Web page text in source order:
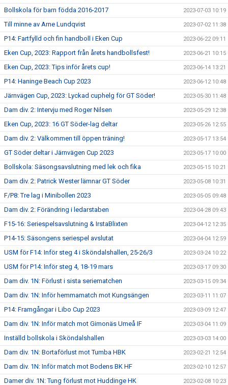
Bollskola för barn födda 2016-2017 2023-07-03 10:19
Till minne av Arne Lundqvist 2023-07-02 11:38
P14: Fartfylld och fin handboll i Eken Cup 2023-06-22 09:11
Eken Cup, 2023: Rapport från årets handbollsfest! 2023-06-21 10:15
Eken Cup, 2023: Tips inför årets cup! 2023-06-14 13:21
P14: Haninge Beach Cup 2023 2023-06-12 10:48
Järnvägen Cup, 2023: Lyckad cuphelg för GT Söder! 2023-05-30 11:48
Dam div. 2: Intervju med Roger Nilsen 2023-05-29 12:38
Eken Cup, 2023: 16 GT Söder-lag deltar 2023-05-26 12:55
Dam div. 2: Välkommen till öppen träning! 2023-05-17 13:54
GT Söder deltar i Järnvägen Cup 2023 2023-05-17 10:00
Bollskola: Säsongsavslutning med lek och fika 2023-05-15 10:21
Dam div. 2: Patrick Wester lämnar GT Söder 2023-05-08 10:31
F/P8: Tre lag i Minibollen 2023 2023-05-05 09:48
Dam div. 2: Förändring i ledarstaben 2023-04-28 09:43
F15-16: Seriespelsavslutning & IrstaBlixten 2023-04-12 12:35
P14-15: Säsongens seriespel avslutat 2023-04-04 12:59
USM för F14: Inför steg 4 i Sköndalshallen, 25-26/3 2023-03-24 10:22
USM för P14: Inför steg 4, 18-19 mars 2023-03-17 09:30
Dam div. 1N: Förlust i sista seriematchen 2023-03-15 09:34
Dam div. 1N: Inför hemmamatch mot Kungsängen 2023-03-11 11:07
P14: Framgångar i Libo Cup 2023 2023-03-09 12:47
Dam div. 1N: Inför match mot Gimonäs Umeå IF 2023-03-04 11:09
Inställd bollskola i Sköndalshallen 2023-03-03 14:00
Dam div. 1N: Bortaförlust mot Tumba HBK 2023-02-21 12:54
Dam div. 1N: Inför match mot Bodens BK HF 2023-02-10 12:57
Damer div. 1N: Tung förlust mot Huddinge HK 2023-02-08 10:23